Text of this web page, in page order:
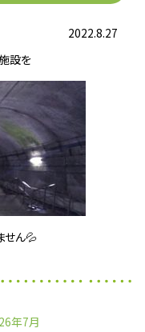
2022.8.27
設を
せん💦
年7月